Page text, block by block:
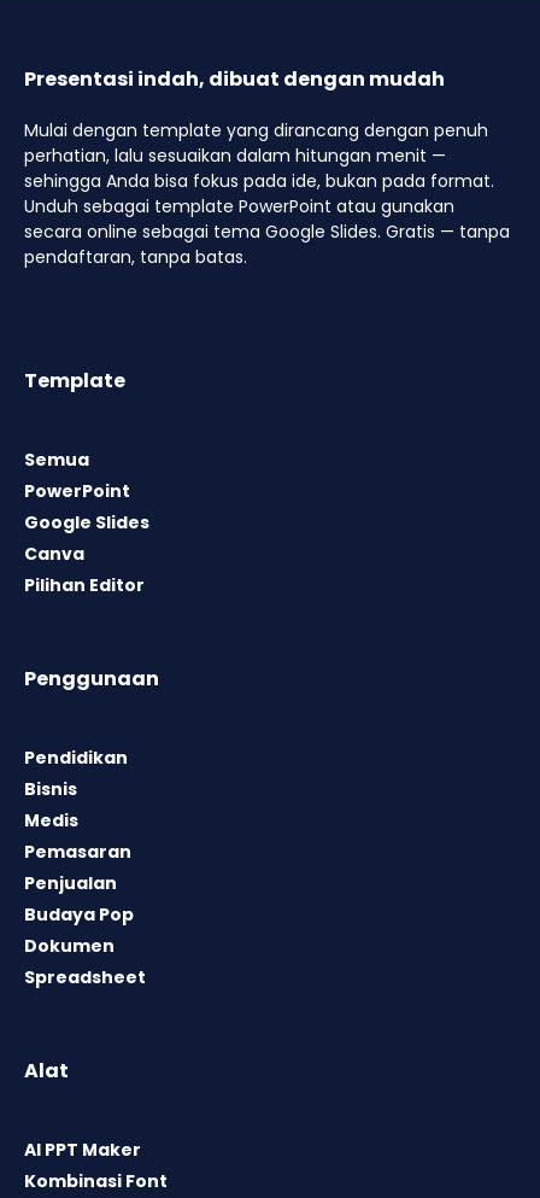
Presentasi indah, dibuat dengan mudah
Mulai dengan template yang dirancang dengan penuh
perhatian, lalu sesuaikan dalam hitungan menit —
sehingga Anda bisa fokus pada ide, bukan pada format.
Unduh sebagai template PowerPoint atau gunakan
secara online sebagai tema Google Slides. Gratis — tanpa
pendaftaran, tanpa batas.
Template
Semua
PowerPoint
Google Slides
Canva
Pilihan Editor
Penggunaan
Pendidikan
Bisnis
Medis
Pemasaran
Penjualan
Budaya Pop
Dokumen
Spreadsheet
Alat
AI PPT Maker
Kombinasi Font